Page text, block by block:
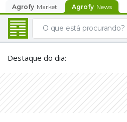
Agrofy Market Agrofy News
Destaque do dia: